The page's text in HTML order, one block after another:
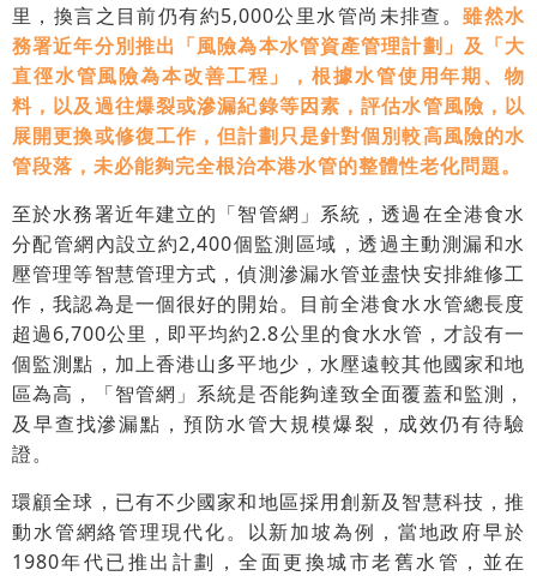
里，換言之目前仍有約5,000公里水管尚未排查。雖然水
務署近年分別推出「風險為本水管資產管理計劃」及「大
直徑水管風險為本改善工程」，根據水管使用年期、物
料，以及過往爆裂或滲漏紀錄等因素，評估水管風險，以
展開更換或修復工作，但計劃只是針對個別較高風險的水
管段落，未必能夠完全根治本港水管的整體性老化問題。
至於水務署近年建立的「智管網」系統，透過在全港食水
分配管網內設立約2,400個監測區域，透過主動測漏和水
壓管理等智慧管理方式，偵測滲漏水管並盡快安排維修工
作，我認為是一個很好的開始。目前全港食水水管總長度
超過6,700公里，即平均約2.8公里的食水水管，才設有一
個監測點，加上香港山多平地少，水壓遠較其他國家和地
區為高，「智管網」系統是否能夠達致全面覆蓋和監測，
及早查找滲漏點，預防水管大規模爆裂，成效仍有待驗
證。
環顧全球，已有不少國家和地區採用創新及智慧科技，推
動水管網絡管理現代化。以新加坡為例，當地政府早於
1980年代已推出計劃，全面更換城市老舊水管，並在